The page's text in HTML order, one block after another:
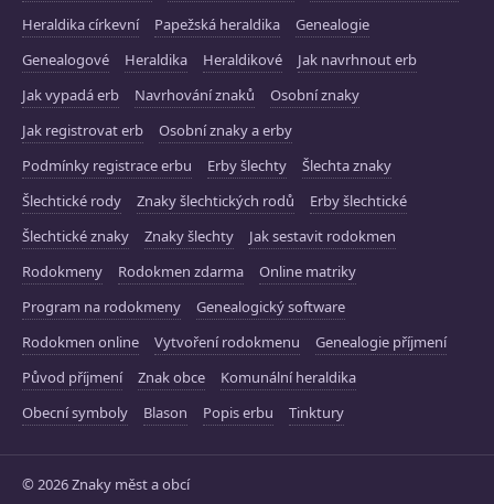
Heraldika církevní
Papežská heraldika
Genealogie
Genealogové
Heraldika Heraldikové
Jak navrhnout erb
Jak vypadá erb
Navrhování znaků
Osobní znaky
Jak registrovat erb
Osobní znaky a erby
Podmínky registrace erbu
Erby šlechty
Šlechta znaky
Šlechtické rody
Znaky šlechtických rodů
Erby šlechtické
Šlechtické znaky
Znaky šlechty
Jak sestavit rodokmen
Rodokmeny
Rodokmen zdarma
Online matriky
Program na rodokmeny
Genealogický software
Rodokmen online
Vytvoření rodokmenu
Genealogie příjmení
Původ příjmení
Znak obce
Komunální heraldika
Obecní symboly
Blason Popis erbu Tinktury
© 2026 Znaky měst a obcí